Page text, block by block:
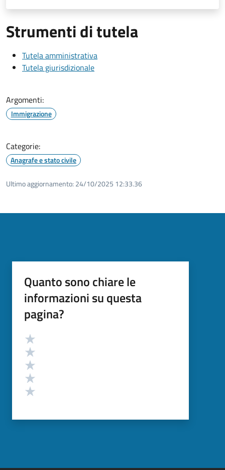
Strumenti di tutela
Tutela amministrativa
Tutela giurisdizionale
Argomenti:
Immigrazione
Categorie:
Anagrafe e stato civile
Ultimo aggiornamento: 24/10/2025 12:33.36
Quanto sono chiare le
informazioni su questa
pagina?
Valutazione